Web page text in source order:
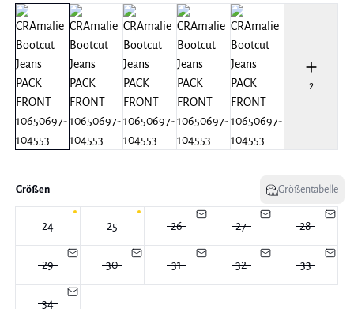
2
Größen Größentabelle
24 25 26 27 28
29 30 31 32 33
34